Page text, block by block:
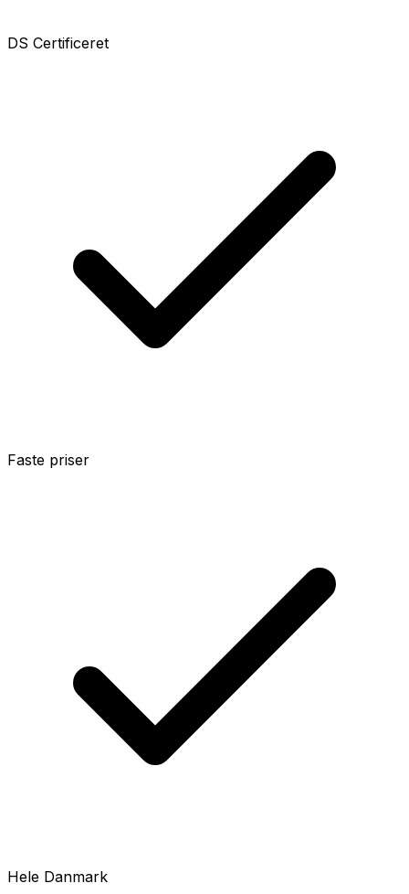
DS Certificeret
Faste priser
Hele Danmark